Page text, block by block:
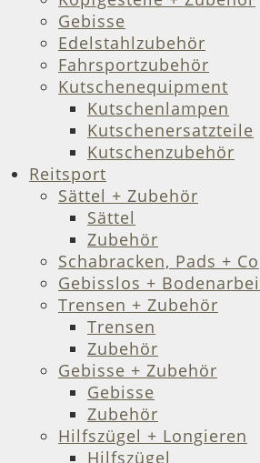
Gebisse
Edelstahlzubehör
Fahrsportzubehör
Kutschenequipment
Kutschenlampen
Kutschenersatzteile
Kutschenzubehör
Reitsport
Sättel + Zubehör
Sättel
Zubehör
Schabracken, Pads + Co
Gebisslos +
Trensen + Zubehör
Trensen
Zubehör
Gebisse + Zubehör
Gebisse
Zubehör
Hilfszügel + Longieren
Hilfszügel